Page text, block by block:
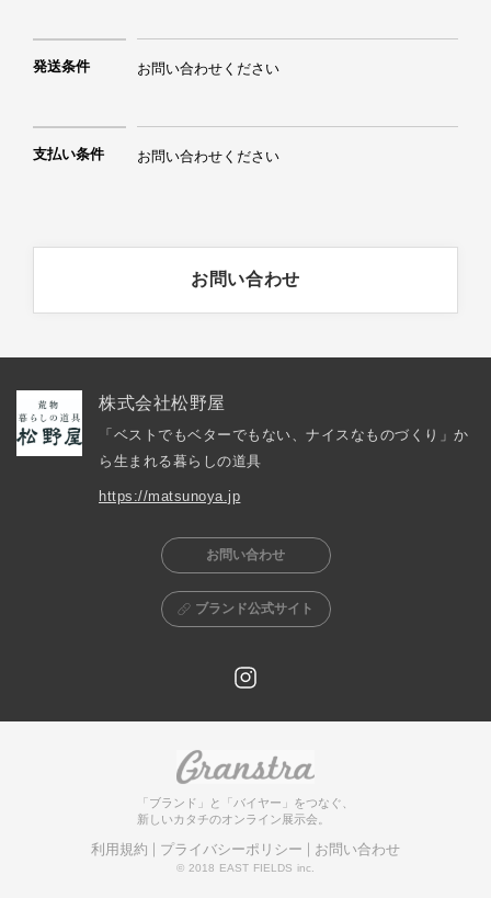
発送条件 お問い合わせください
支払い条件 お問い合わせください
お問い合わせ
株式会社松野屋
「ベストでもベターでもない、ナイスなものづくり」か
ら生まれる暮らしの道具
https://matsunoya.jp
お問い合わせ
ブランド公式サイト
「ブランド」と「バイヤー」をつなぐ、
新しいカタチのオンライン展示会。
利用規約 プライバシーポリシー お問い合わせ
© 2018 EAST FIELDS inc.